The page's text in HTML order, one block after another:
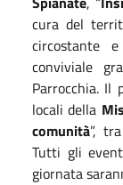
cura del
circostante
conviviale
Parrocchia. Il
locali della
comunità”,
Tutti gli
giornata